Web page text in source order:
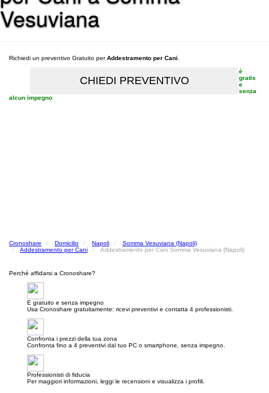
Vesuviana
Richiedi un preventivo Gratuito perAddestramento per Cani
è
gratis
e
senza
alcun impegno
Cronoshare Domicilio Napoli
Somma Vesuviana (Napoli)
Addestramento per Cani
Addestramento per Cani Somma Vesuviana (Napoli)
Perché affidarsi a Cronoshare?
E gratuito e senza impegno
Usa Cronoshare gratuitamente: ricevi preventivi e contatta 4 professionisti.
Confronta i prezzi della tua zona
Confronta fino a 4 preventivi dal tuo PC o smartphone, senza impegno.
Professionisti di fiducia
Per maggiori informazioni, leggi le recensioni e visualizza i profili.